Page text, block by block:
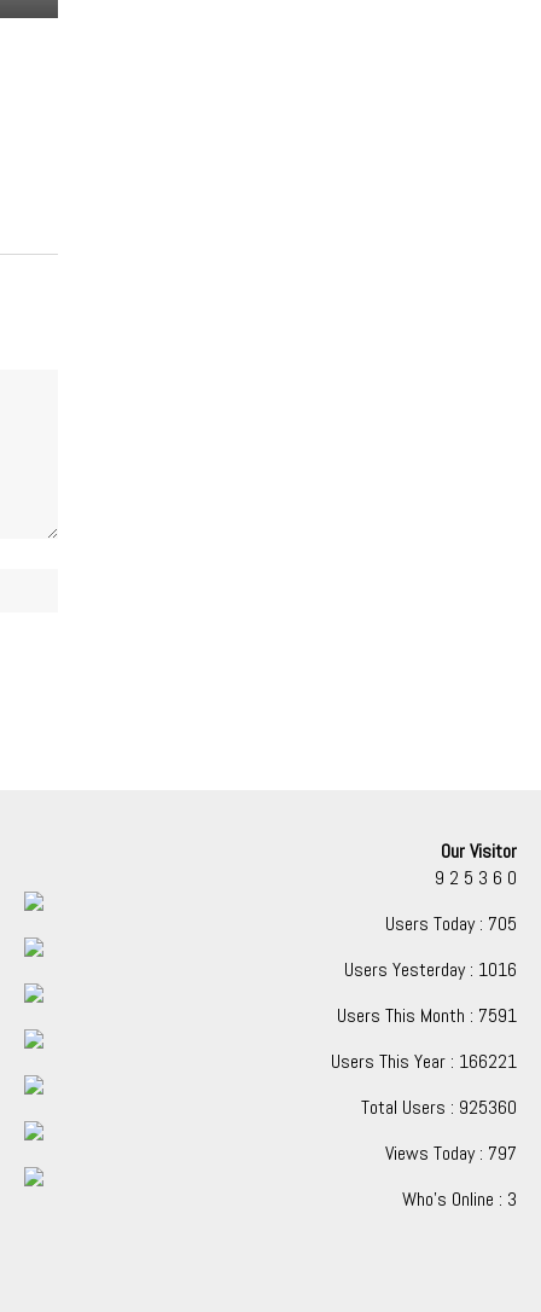
Our Visitor
9 2 5 3 6 0
Users Today : 705
Users Yesterday : 1016
Users This Month : 7591
Users This Year : 166221
Total Users : 925360
Views Today : 797
Who's Online : 3